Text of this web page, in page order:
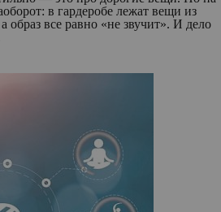
в гардеробе лежат вещи из
образ все равно «не звучит». И дело